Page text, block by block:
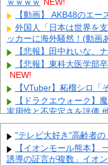
ｗｗｗｗ NEW!
【動画】 AKB48のエ
外国人「日本は世界を
ッカーに海外騒然！(動画
【悲報】田中れいな、
【悲報】東科大医学部
NEW!
【VTuber】柘榴シロ「
【ドラクエウォーク】
実用性と不安定さを評価
今シーズン ソフトバン
が付いたら9勝9敗になっ
【画像】 週刊少年ジ
な漫画を巻頭カラーにし
"テレビ大好き"高齢者
【イオンモール熊本】
誘導の証言が複数」イオ